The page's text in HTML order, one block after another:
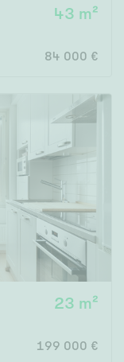
43 m²
84 000 €
23 m²
199 000 €